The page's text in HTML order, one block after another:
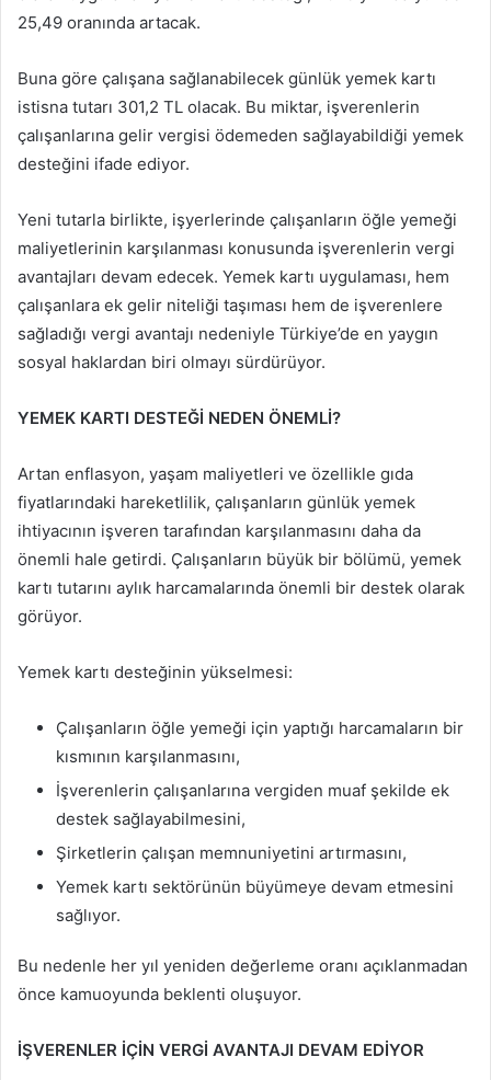
25,49 oranında artacak.
Buna göre çalışana sağlanabilecek günlük yemek kartı
istisna tutarı 301,2 TL olacak. Bu miktar, işverenlerin
çalışanlarına gelir vergisi ödemeden sağlayabildiği yemek
desteğini ifade ediyor.
Yeni tutarla birlikte, işyerlerinde çalışanların öğle yemeği
maliyetlerinin karşılanması konusunda işverenlerin vergi
avantajları devam edecek. Yemek kartı uygulaması, hem
çalışanlara ek gelir niteliği taşıması hem de işverenlere
sağladığı vergi avantajı nedeniyle Türkiye’de en yaygın
sosyal haklardan biri olmayı sürdürüyor.
YEMEK KARTI DESTEĞİ NEDEN ÖNEMLİ?
Artan enflasyon, yaşam maliyetleri ve özellikle gıda
fiyatlarındaki hareketlilik, çalışanların günlük yemek
ihtiyacının işveren tarafından karşılanmasını daha da
önemli hale getirdi. Çalışanların büyük bir bölümü, yemek
kartı tutarını aylık harcamalarında önemli bir destek olarak
görüyor.
Yemek kartı desteğinin yükselmesi:
Çalışanların öğle yemeği için yaptığı harcamaların bir
kısmının karşılanmasını,
İşverenlerin çalışanlarına vergiden muaf şekilde ek
destek sağlayabilmesini,
Şirketlerin çalışan memnuniyetini artırmasını,
Yemek kartı sektörünün büyümeye devam etmesini
sağlıyor.
Bu nedenle her yıl yeniden değerleme oranı açıklanmadan
önce kamuoyunda beklenti oluşuyor.
İŞVERENLER İÇİN VERGİ AVANTAJI DEVAM EDİYOR